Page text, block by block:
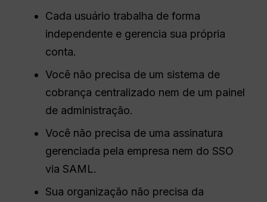
Cada usuário trabalha de forma
independente e gerencia sua própria
conta.
Você não precisa de um sistema de
cobrança centralizado nem de um painel
de administração.
Você não precisa de uma assinatura
gerenciada pela empresa nem do SSO
via SAML.
Sua organização não precisa da